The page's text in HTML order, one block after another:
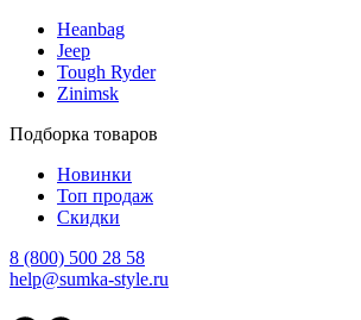
Heanbag
Jeep
Tough Ryder
Zinimsk
Подборка товаров
Новинки
Топ продаж
Скидки
8 (800) 500 28 58
help@sumka-style.ru